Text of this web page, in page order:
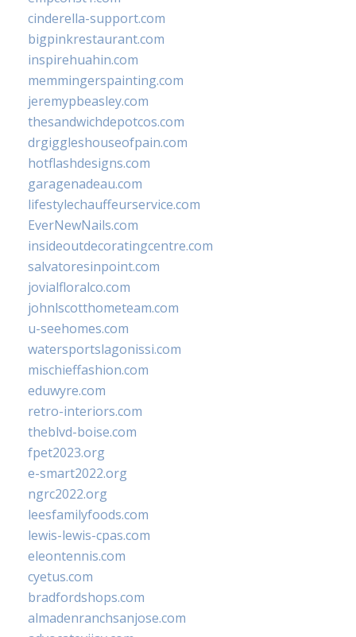
cinderella-support.com
bigpinkrestaurant.com
inspirehuahin.com
memmingerspainting.com
jeremypbeasley.com
thesandwichdepotcos.com
drgiggleshouseofpain.com
hotflashdesigns.com
garagenadeau.com
lifestylechauffeurservice.com
EverNewNails.com
insideoutdecoratingcentre.com
salvatoresinpoint.com
jovialfloralco.com
johnlscotthometeam.com
u-seehomes.com
watersportslagonissi.com
mischieffashion.com
eduwyre.com
retro-interiors.com
theblvd-boise.com
fpet2023.org
e-smart2022.org
ngrc2022.org
leesfamilyfoods.com
lewis-lewis-cpas.com
eleontennis.com
cyetus.com
bradfordshops.com
almadenranchsanjose.com